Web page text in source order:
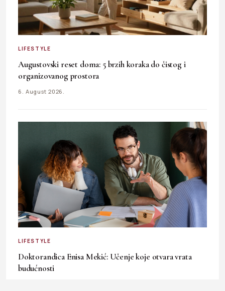
LIFESTYLE
Augustovski reset doma: 5 brzih koraka do čistog i
organizovanog prostora
6. August 2026.
LIFESTYLE
Doktorandica Enisa Mekić: Učenje koje otvara vrata
budućnosti